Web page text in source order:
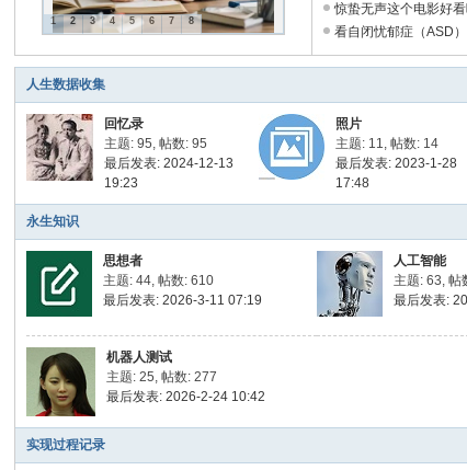
1 2 3 4 5 6 7 8
惊蛰无声这个电影好
看自闭忧郁症（ASD
人生数据收集
回忆录
主题: 95,帖数: 95
最后发表: 2024-12-13
19:23
照片
主题: 11,帖数: 14
最后发表: 2023-1-28
17:48
永生知识
思想者
主题: 44,帖数: 610
最后发表: 2026-3-11 07:19
人工智能
主题: 63,帖
最后发表:
机器人测试
主题: 25,帖数: 277
最后发表: 2026-2-24 10:42
实现过程记录